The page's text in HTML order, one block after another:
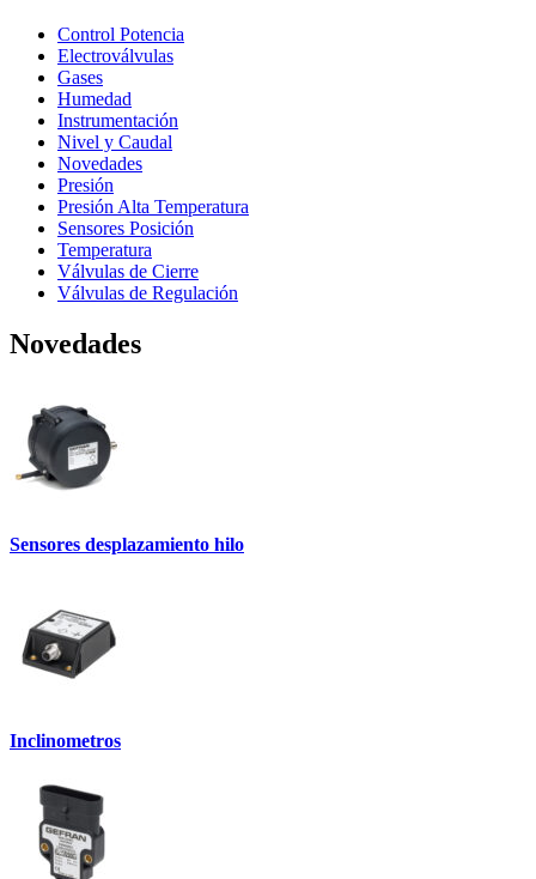
Control Potencia
Electroválvulas
Gases
Humedad
Instrumentación
Nivel y Caudal
Novedades
Presión
Presión Alta Temperatura
Sensores Posición
Temperatura
Válvulas de Cierre
Válvulas de Regulación
Novedades
Sensores desplazamiento hilo
Inclinometros